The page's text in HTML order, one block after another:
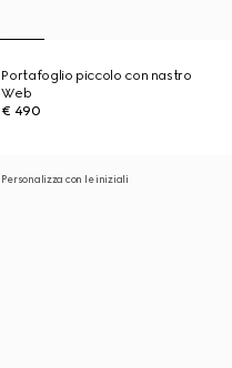
Portafoglio piccolo con nastro
Web
€ 490
Personalizza con le iniziali